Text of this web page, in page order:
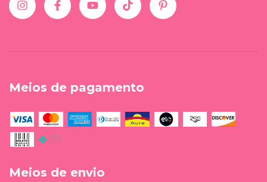
Meios de pagamento
Meios de envio